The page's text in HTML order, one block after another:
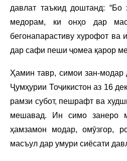
давлат таъкид доштанд: “Бо
медорам, ки онҳо дар
бегонапарастиву хурофот ва
дар сафи пеши ҷомеа қарор
Ҳамин тавр, симои зан-
Ҷумҳурии Тоҷикистон аз 16
рамзи субот, пешрафт ва
мешавад. Ин симо занеро
ҳамзамон модар, омӯзгор,
масъул дар умури сиёсати